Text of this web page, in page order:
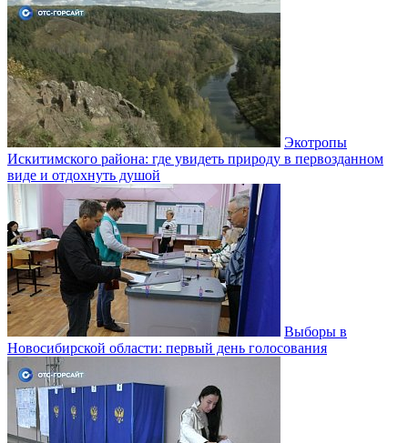
Экотропы
Искитимского района: где увидеть природу в первозданном
виде и отдохнуть душой
Выборы в
Новосибирской области: первый день голосования